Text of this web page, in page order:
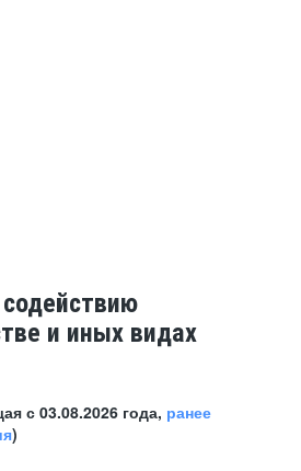
и иных видах
с 03.08.2026 года, ранее
)